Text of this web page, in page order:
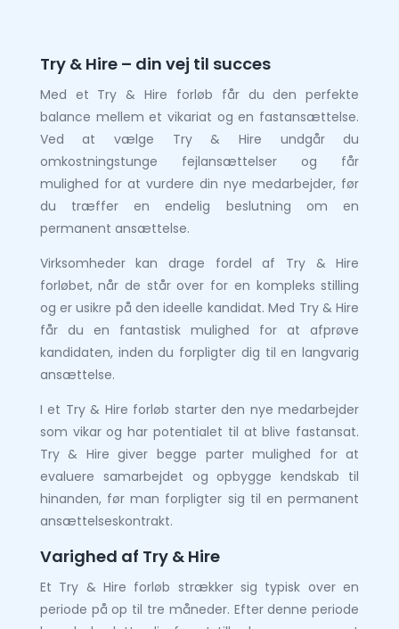
Try & Hire – din vej til succes
Med et Try & Hire forløb får du den perfekte
balance mellem et vikariat og en fastansættelse.
Ved at vælge Try & Hire undgår du
omkostningstunge fejlansættelser og får
mulighed for at vurdere din nye medarbejder, før
du træffer en endelig beslutning om en
permanent ansættelse.
Virksomheder kan drage fordel af Try & Hire
forløbet, når de står over for en kompleks stilling
og er usikre på den ideelle kandidat. Med Try & Hire
får du en fantastisk mulighed for at afprøve
kandidaten, inden du forpligter dig til en langvarig
ansættelse.
I et Try & Hire forløb starter den nye medarbejder
som vikar og har potentialet til at blive fastansat.
Try & Hire giver begge parter mulighed for at
evaluere samarbejdet og opbygge kendskab til
hinanden, før man forpligter sig til en permanent
ansættelseskontrakt.
Varighed af Try & Hire
Et Try & Hire forløb strækker sig typisk over en
periode på op til tre måneder. Efter denne periode